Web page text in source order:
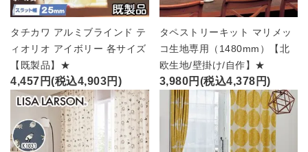
タチカワ アルミブラインド テ
ィオリオ アイボリー 各サイズ
【既製品】★
4,457円(税込4,903円)
タペストリーキット マリメッ
コ生地専用（1480mm）【北
欧生地/壁掛け/自作】★
3,980円(税込4,378円)